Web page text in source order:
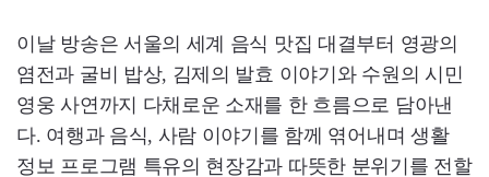
이날 방송은 서울의 세계 음식 맛집 대결부터 영광의
염전과 굴비 밥상, 김제의 발효 이야기와 수원의 시민
영웅 사연까지 다채로운 소재를 한 흐름으로 담아낸
다. 여행과 음식, 사람 이야기를 함께 엮어내며 생활
정보 프로그램 특유의 현장감과 따뜻한 분위기를 전할